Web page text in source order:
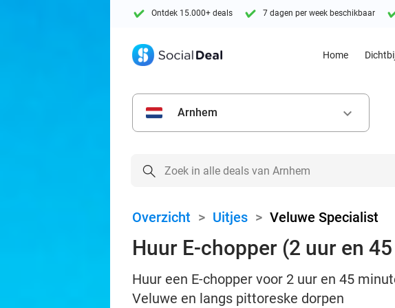
Ontdek 15.000+ deals 7 dagen per week beschikbaar
Home
Arnhem keyboard_arrow_down
Overzicht > Uitjes > Veluwe Specialist
Huur E-chopper (2 uur en
Huur een E-chopper voor 2 uur en 45
Veluwe en langs pittoreske dorpen